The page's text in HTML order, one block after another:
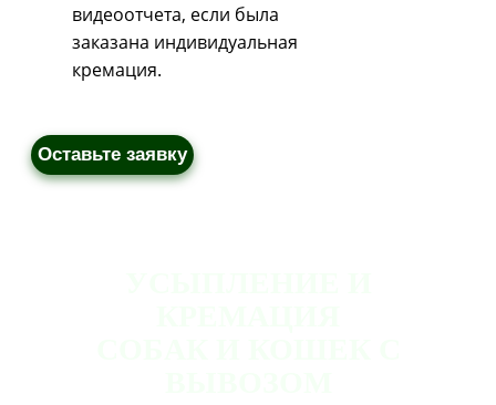
видеоотчета, если была
заказана индивидуальная
кремация.
Оставьте заявку